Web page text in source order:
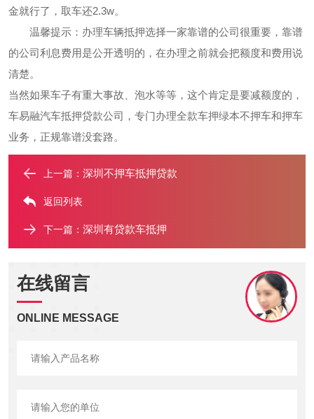
金就行了，取车还2.3w。
温馨提示：办理车辆抵押选择一家靠谱的公司很重要，靠谱
的公司利息费用是公开透明的，在办理之前就会把额度和费用说
清楚。
当然如果车子有重大事故、泡水等等，这个肯定是要减额度的，
车易融汽车抵押贷款公司，专门办理全款车押绿本不押车和押车
业务，正规靠谱没套路。
上一篇： 深圳不押车抵押贷款
返回列表
下一篇： 深圳有贷款车抵押
在线留言
ONLINE MESSAGE